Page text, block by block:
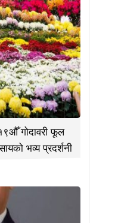
गोदावरी फूल
भव्य प्रदर्शनी